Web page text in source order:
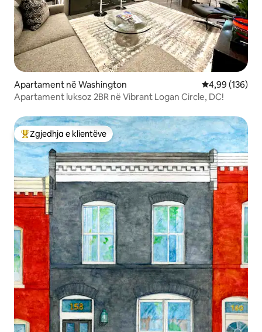
Apartament në Washington Vlerësimi
4,99 (136)
Apartament luksoz 2BR në Vibrant Logan Circle, DC!
Më të mirat e zgjedhjeve të klientëve
Zgjedhja e klientëve